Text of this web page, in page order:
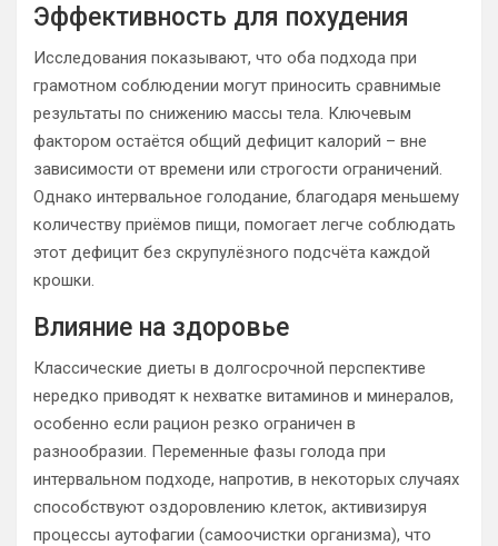
Эффективность для похудения
Исследования показывают, что оба подхода при
грамотном соблюдении могут приносить сравнимые
результаты по снижению массы тела. Ключевым
фактором остаётся общий дефицит калорий – вне
зависимости от времени или строгости ограничений.
Однако интервальное голодание, благодаря меньшему
количеству приёмов пищи, помогает легче соблюдать
этот дефицит без скрупулёзного подсчёта каждой
крошки.
Влияние на здоровье
Классические диеты в долгосрочной перспективе
нередко приводят к нехватке витаминов и минералов,
особенно если рацион резко ограничен в
разнообразии. Переменные фазы голода при
интервальном подходе, напротив, в некоторых случаях
способствуют оздоровлению клеток, активизируя
процессы аутофагии (самоочистки организма), что